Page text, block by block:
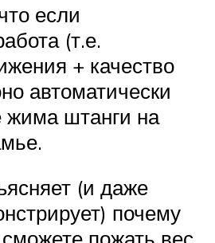
если
(т.е.
+ качество
автоматически
жима штанги на
(и даже
почему